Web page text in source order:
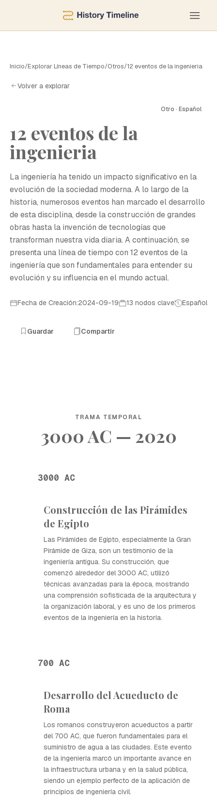
Inicio/Explorar Líneas de Tiempo/Otros/12 eventos de la ingenieria
Volver a explorar
Otro · Español
12 eventos de la
ingenieria
La ingeniería ha tenido un impacto significativo en la
evolución de la sociedad moderna. A lo largo de la
historia, numerosos eventos han marcado el desarrollo
de esta disciplina, desde la construcción de grandes
obras hasta la invención de tecnologías que
transforman nuestra vida diaria. A continuación, se
presenta una línea de tiempo con 12 eventos de la
ingeniería que son fundamentales para entender su
evolución y su influencia en el mundo actual.
Fecha de Creación:2024-09-19 13 nodos clave Español
Guardar Compartir
TRAMA TEMPORAL
3000 AC — 2020
3000 AC
Construcción de las Pirámides
de Egipto
Las Pirámides de Egipto, especialmente la Gran
Pirámide de Giza, son un testimonio de la
ingeniería antigua. Su construcción, que
comenzó alrededor del 3000 AC, utilizó
técnicas avanzadas para la época, mostrando
una comprensión sofisticada de la arquitectura y
la organización laboral, y es uno de los primeros
eventos de la ingeniería en la historia.
700 AC
Desarrollo del Acueducto de
Roma
Los romanos construyeron acueductos a partir
del 700 AC, que fueron fundamentales para el
suministro de agua a las ciudades. Este evento
de la ingeniería marcó un importante avance en
la infraestructura urbana y en la salud pública,
siendo un ejemplo perfecto de la aplicación de
principios de ingeniería civil.